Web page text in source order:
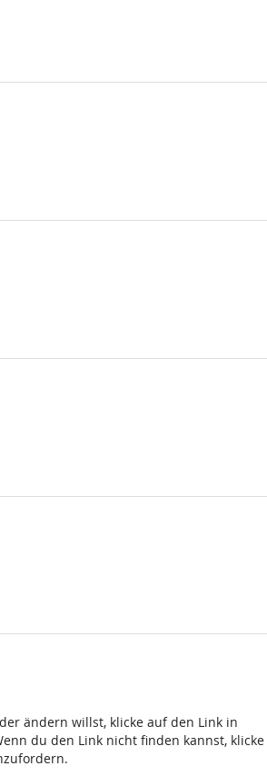
ändern willst, klicke auf den Link in
du den Link nicht finden kannst, klicke